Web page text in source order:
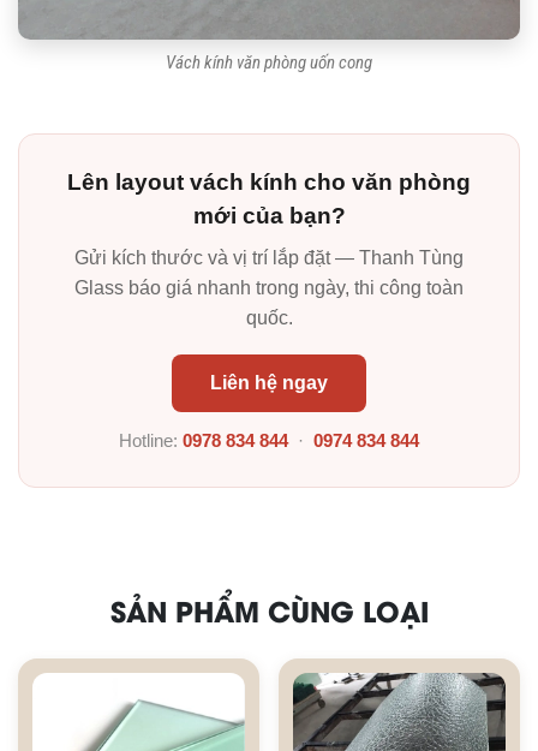
Vách kính văn phòng uốn cong
Lên layout vách kính cho văn phòng
mới của bạn?
Gửi kích thước và vị trí lắp đặt — Thanh Tùng
Glass báo giá nhanh trong ngày, thi công toàn
quốc.
Liên hệ ngay
Hotline: 0978 834 844· 0974 834 844
SẢN PHẨM CÙNG LOẠI